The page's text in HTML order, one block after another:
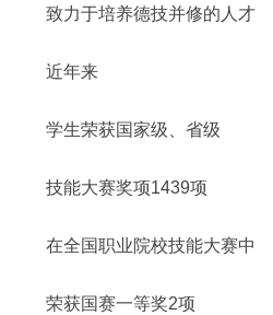
致力于培养德技并修的人才
近年来
学生荣获国家级、省级
技能大赛奖项1439项
在全国职业院校技能大赛中
荣获国赛一等奖2项